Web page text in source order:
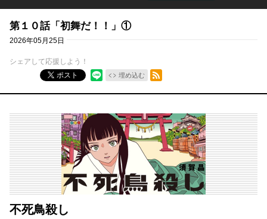
第１０話「初舞だ！！」①
2026年05月25日
シェアして応援しよう！
ポスト
埋め込む
RSSフィード
不死鳥殺し